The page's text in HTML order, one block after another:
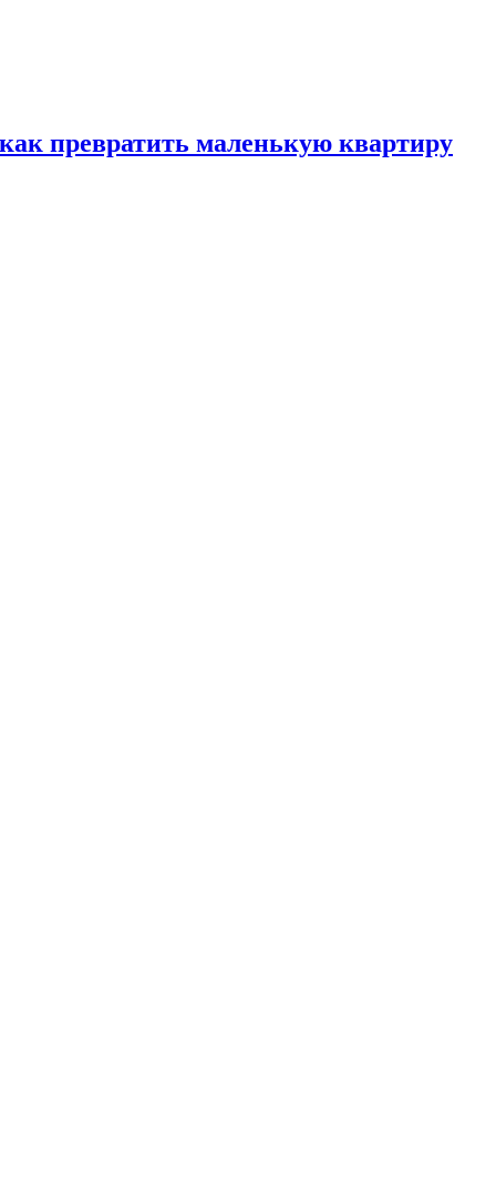
превратить маленькую квартиру